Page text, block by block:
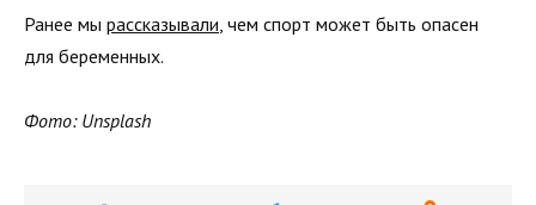
Ранее мы рассказывали , чем спорт может быть опасен
для беременных.
Фото: Unsplash